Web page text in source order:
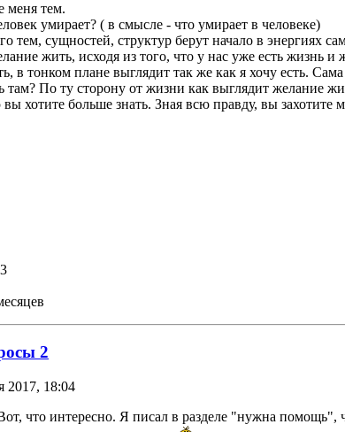
меня тем.
умирает? ( в смысле - что умирает в человеке)
тем, сущностей, структур берут начало в энергиях
жить, исходя из того, что у нас уже есть жизнь и
в тонком плане выглядит так же как я хочу есть.
По ту сторону от жизни как выглядит желание
вы хотите больше знать. Зная всю правду, вы
2
2017, 18:04
что интересно. Я писал в разделе "нужна